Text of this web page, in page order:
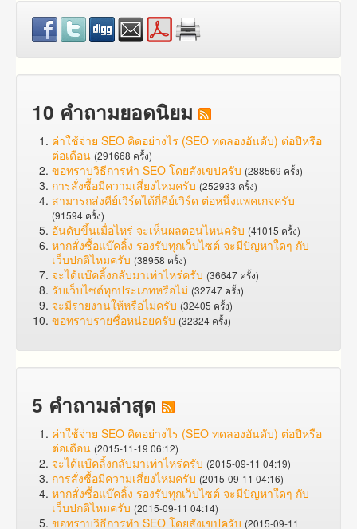
10 คำถามยอดนิยม
ค่าใช้จ่าย SEO คิดอย่างไร (SEO ทดลองอันดับ) ต่อปีหรือ
ต่อเดือน (291668 ครั้ง)
ขอทราบวิธีการทำ SEO โดยสังเขปครับ (288569 ครั้ง)
การสั่งซื้อมีความเสี่ยงไหมครับ (252933 ครั้ง)
สามารถส่งคีย์เวิร์ดได้กี่คีย์เวิร์ด ต่อหนึ่งแพคเกจครับ
(91594 ครั้ง)
อันดับขึ้นเมื่อไหร่ จะเห็นผลตอนไหนครับ (41015 ครั้ง)
หากสั่งซื้อแบ๊คลิ้ง รองรับทุกเว็บไซต์ จะมีปัญหาใดๆ กับ
เว็บปกติไหมครับ (38958 ครั้ง)
จะได้แบ๊คลิ้งกลับมาเท่าไหร่ครับ (36647 ครั้ง)
รับเว็บไซต์ทุกประเภทหรือไม่ (32747 ครั้ง)
จะมีรายงานให้หรือไม่ครับ (32405 ครั้ง)
ขอทราบรายชื่อหน่อยครับ (32324 ครั้ง)
5 คำถามล่าสุด
ค่าใช้จ่าย SEO คิดอย่างไร (SEO ทดลองอันดับ) ต่อปีหรือ
ต่อเดือน (2015-11-19 06:12)
จะได้แบ๊คลิ้งกลับมาเท่าไหร่ครับ (2015-09-11 04:19)
การสั่งซื้อมีความเสี่ยงไหมครับ (2015-09-11 04:16)
หากสั่งซื้อแบ๊คลิ้ง รองรับทุกเว็บไซต์ จะมีปัญหาใดๆ กับ
เว็บปกติไหมครับ (2015-09-11 04:14)
ขอทราบวิธีการทำ SEO โดยสังเขปครับ (2015-09-11